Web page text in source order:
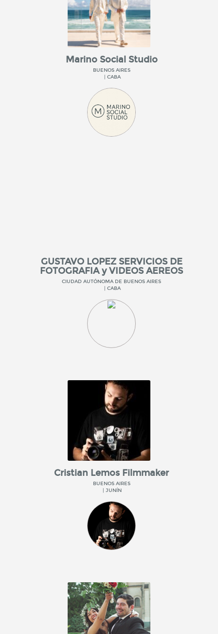
Marino Social Studio
BUENOS AIRES
| CABA
GUSTAVO LOPEZ SERVICIOS DE
FOTOGRAFIA y VIDEOS AEREOS
CIUDAD AUTÓNOMA DE BUENOS AIRES
| CABA
Cristian Lemos Filmmaker
BUENOS AIRES
| JUNÍN